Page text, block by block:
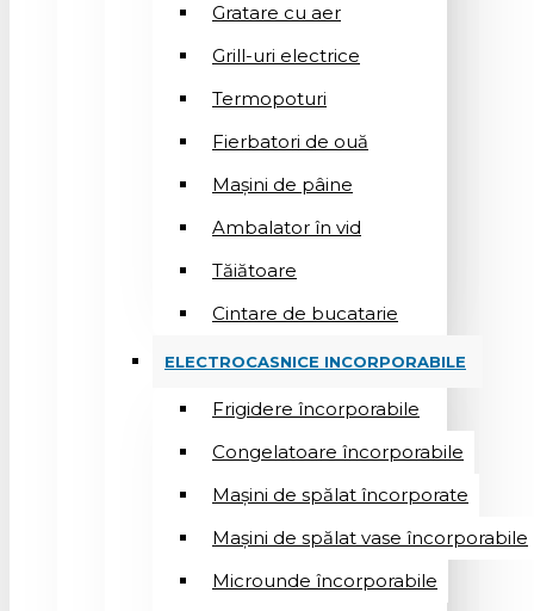
Gratare cu aer
Grill-uri electrice
Termopoturi
Fierbatori de ouă
Mașini de pâine
Ambalator în vid
Tăiătoare
Cintare de bucatarie
ELECTROCASNICE INCORPORABILE
Frigidere încorporabile
Congelatoare încorporabile
Mașini de spălat încorporate
Mașini de spălat vase încorporabile
Microunde încorporabile